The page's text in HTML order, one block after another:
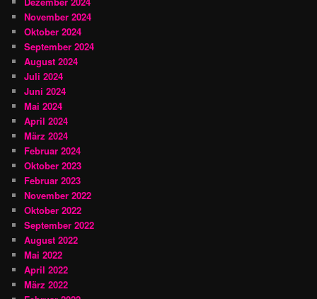
November 2024
Oktober 2024
September 2024
August 2024
Juli 2024
Juni 2024
Mai 2024
April 2024
März 2024
Februar 2024
Oktober 2023
Februar 2023
November 2022
Oktober 2022
September 2022
August 2022
Mai 2022
April 2022
März 2022